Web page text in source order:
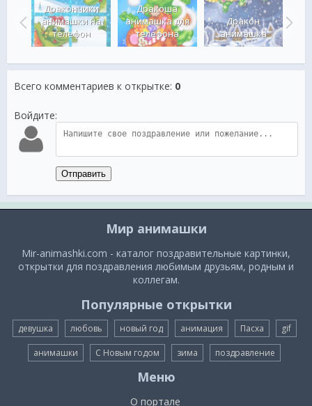
Дракончики
анимашки на
телефон
Дракоша
анимашка для
телефона
Дракон
анимашка
Всего комментариев к открытке: 0
Войдите:
Отправить
Мир анимашки
Mir-animashki.com - каталог поздравительные картинки,
открытки для поздравления любимым друзьям, родным и
коллегам.
Популярные открытки
девушка любовь новый год анимация Пасха gif
анимашки С Новым годом зима поздравление
Меню
О портале